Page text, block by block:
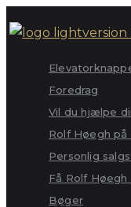
to
content
Foredrag
Vil du hjælpe
Rolf Høegh på
Personlig
Få Rolf
Bøger